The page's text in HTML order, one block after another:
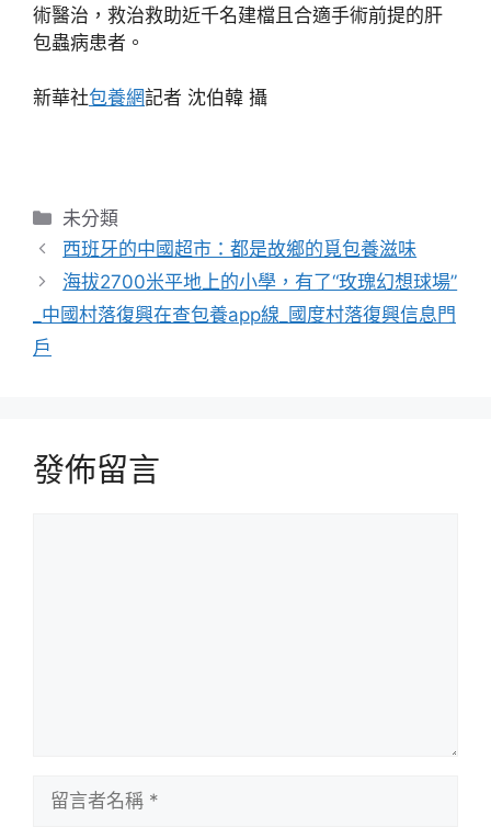
術醫治，救治救助近千名建檔且合適手術前提的肝
包蟲病患者。
新華社包養網記者 沈伯韓 攝
分
類
未分類
西班牙的中國超市：都是故鄉的覓包養滋味
海拔2700米平地上的小學，有了“玫瑰幻想球場”
_中國村落復興在查包養app線_國度村落復興信息門
戶
發佈留言